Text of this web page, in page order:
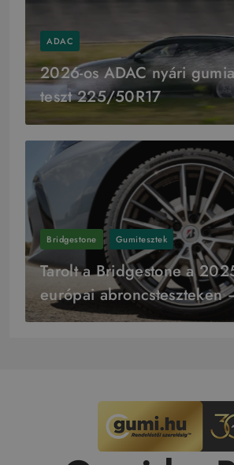
ADAC
2026-os ADAC nyári
teszt 225/50R17
Bridgestone Gumitesztek
Tarolt a Bridgestone a
európai abroncsteszteken
Gyártója” cím is az övék